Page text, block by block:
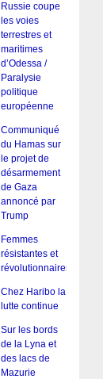
Russie coupe
les voies
terrestres et
maritimes
d’Odessa /
Paralysie
politique
européenne
Communiqué
du Hamas sur
le projet de
désarmement
de Gaza
annoncé par
Trump
Femmes
résistantes et
révolutionnaires
Chez Haribo la
lutte continue
Sur les bords
de la Lyna et
des lacs de
Mazurie